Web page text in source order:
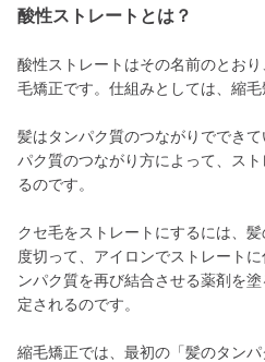
酸性ストレートとは？
酸性ストレートはその名前のとお
毛矯正です。仕組みとしては、縮毛
髪はタンパク質のつながりででき
パク質のつながり方によって、ス
るのです。
クセ毛をストレートにするには、
度切って、アイロンでストレート
ンパク質を再び結合させる薬剤を
定されるのです。
縮毛矯正では、最初の「髪のタン